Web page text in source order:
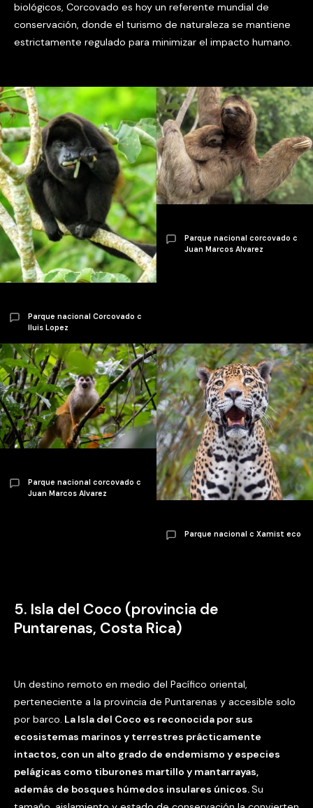
biológicos, Corcovado es hoy un referente mundial de
conservación, donde el turismo de naturaleza se mantiene
estrictamente regulado para minimizar el impacto humano.
Parque nacional Corcovado c
Iluis Lopez
Parque nacional corcovado c
Juan Marcos Alvarez
Parque nacional corcovado c
Juan Marcos Alvarez
Parque nacional c Xamist eco
5. Isla del Coco (provincia de
Puntarenas, Costa Rica)
Un destino remoto en medio del Pacífico oriental,
perteneciente a la provincia de Puntarenas y accesible solo
por barco. La Isla del Coco es reconocida por sus
ecosistemas marinos y terrestres prácticamente
intactos, con un alto grado de endemismo y especies
pelágicas como tiburones martillo y mantarrayas,
además de bosques húmedos insulares únicos.Su